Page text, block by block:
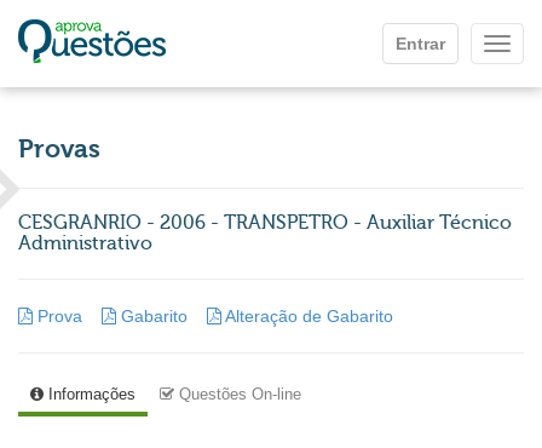
Entrar
Provas
CESGRANRIO - 2006 - TRANSPETRO - Auxiliar Técnico
Administrativo
Prova Gabarito Alteração de Gabarito
Informações Questões On-line